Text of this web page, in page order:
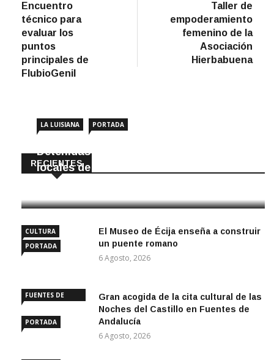
de
entradas
anterior
Encuentro
técnico para
evaluar los
puntos
principales de
FlubioGenil
Taller de
empoderamiento
femenino de la
Asociación
Hierbabuena
RECIENTES
LA LUISIANA PORTADA
Detenidas dos personas por robar en
locales de La Luisiana
CULTURA
PORTADA
El Museo de Écija enseña a construir
un puente romano
6 Agosto, 2026
FUENTES DE
PORTADA
Gran acogida de la cita cultural de las
Noches del Castillo en Fuentes de
Andalucía
6 Agosto, 2026